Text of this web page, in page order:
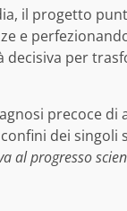
il progetto
e
decisiva per
precoce di
dei singoli
al progresso